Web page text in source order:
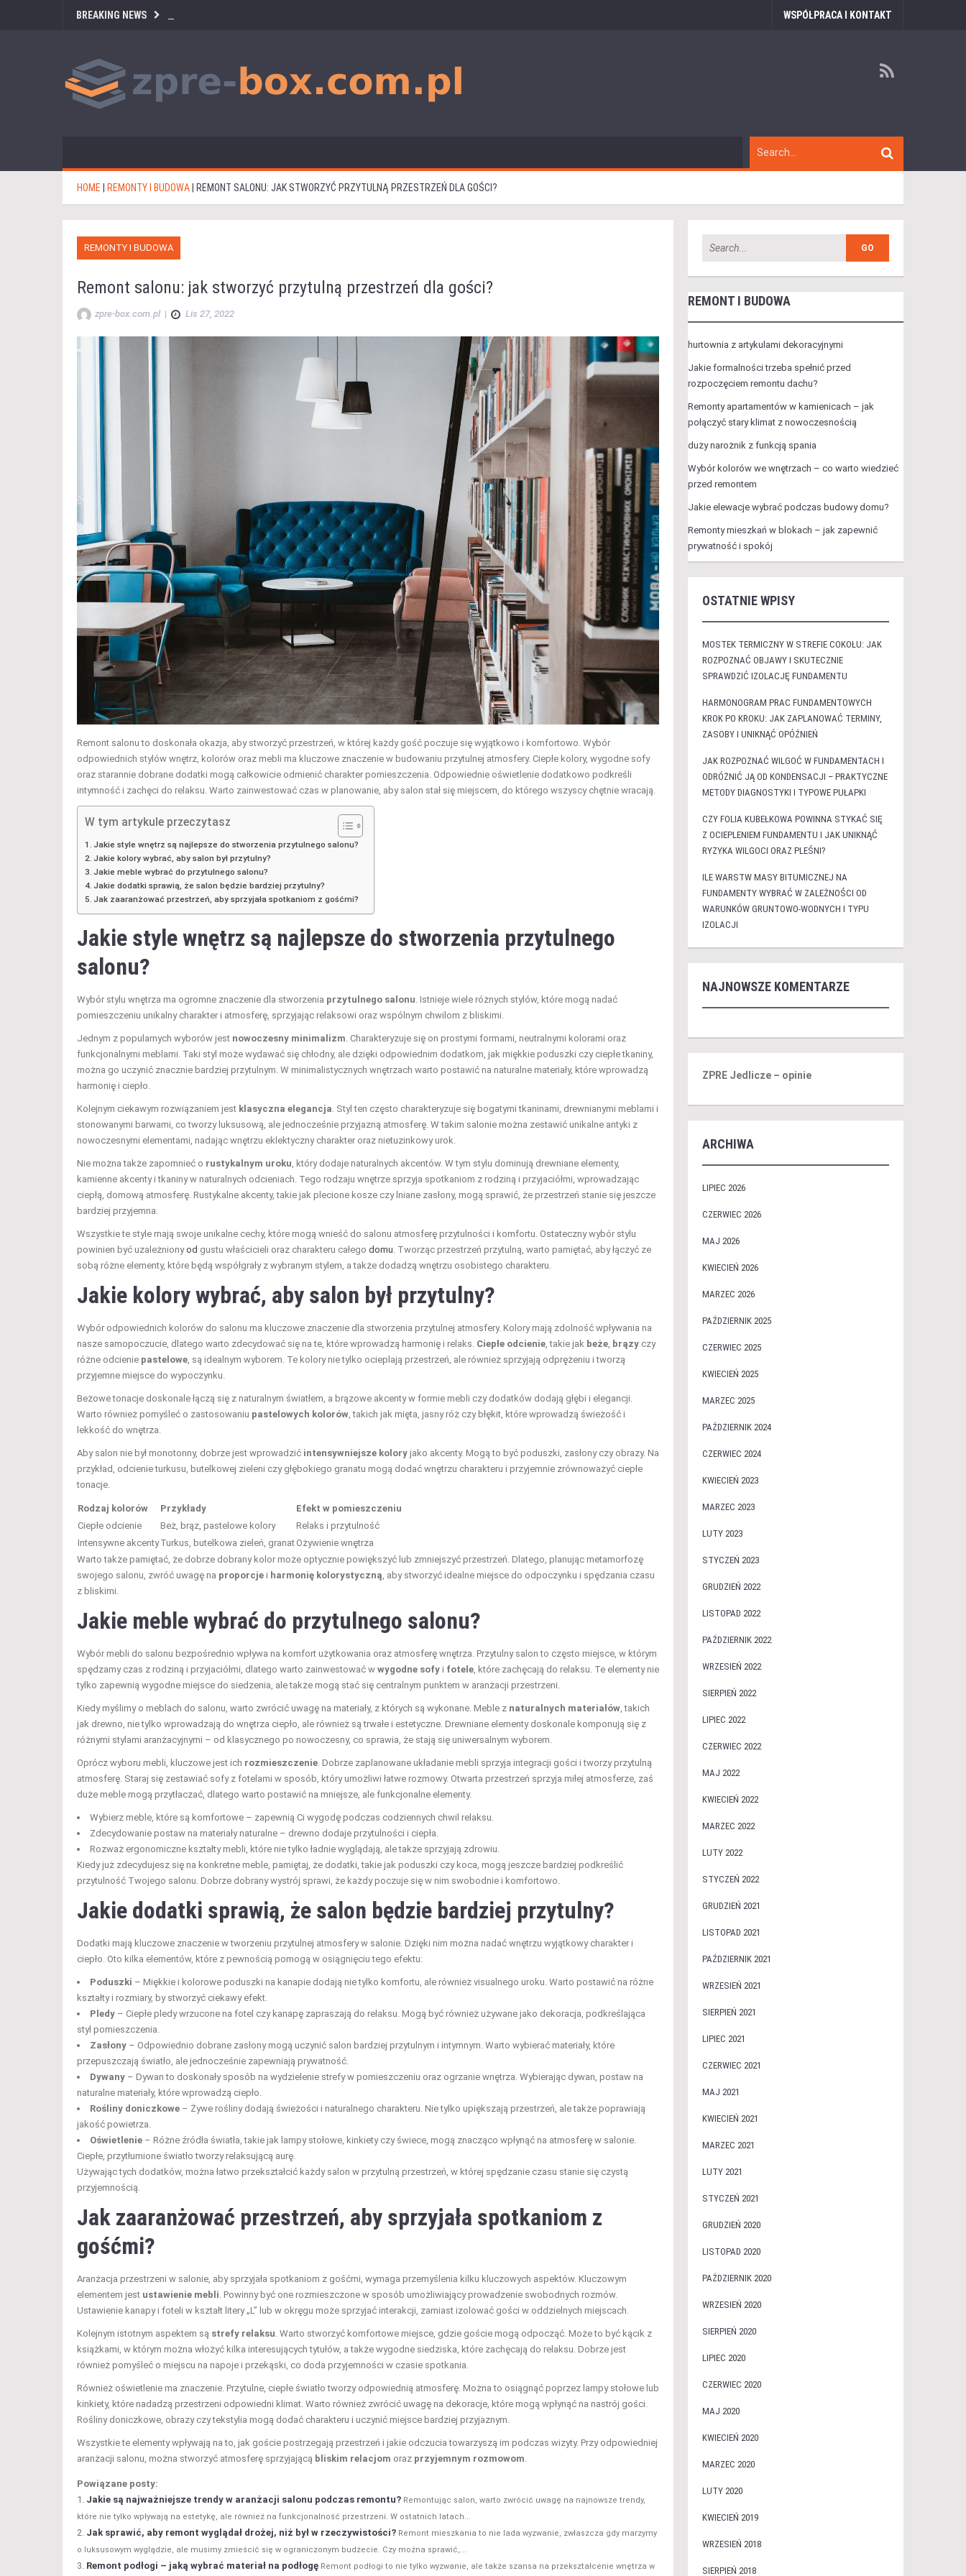
BREAKING NEWS WSPÓŁPRACA I KONTAKT
HOME REMONTY I BUDOWA REMONT SALONU: JAK STWORZYĆ PRZYTULNĄ PRZESTRZEŃ DLA GOŚCI?
REMONTY I BUDOWA
Remont salonu: jak stworzyć przytulną przestrzeń dla gości?
zpre-box.com.pl | Lis 27, 2022
Remont salonu to doskonała okazja, aby stworzyć przestrzeń, w której każdy gość poczuje się wyjątkowo i komfortowo. Wybór
odpowiednich stylów wnętrz, kolorów oraz mebli ma kluczowe znaczenie w budowaniu przytulnej atmosfery. Ciepłe kolory, wygodne sofy
oraz starannie dobrane dodatki mogą całkowicie odmienić charakter pomieszczenia. Odpowiednie oświetlenie dodatkowo podkreśli
intymność i zachęci do relaksu. Warto zainwestować czas w planowanie, aby salon stał się miejscem, do którego wszyscy chętnie wracają.
W tym artykule przeczytasz
Jakie style wnętrz są najlepsze do stworzenia przytulnego salonu?
Jakie kolory wybrać, aby salon był przytulny?
Jakie meble wybrać do przytulnego salonu?
Jakie dodatki sprawią, że salon będzie bardziej przytulny?
Jak zaaranżować przestrzeń, aby sprzyjała spotkaniom z gośćmi?
Jakie style wnętrz są najlepsze do stworzenia przytulnego
salonu?
Wybór stylu wnętrza ma ogromne znaczenie dla stworzenia przytulnego salonu . Istnieje wiele różnych stylów, które mogą nadać
pomieszczeniu unikalny charakter i atmosferę, sprzyjając relaksowi oraz wspólnym chwilom z bliskimi.
Jednym z popularnych wyborów jest nowoczesny minimalizm . Charakteryzuje się on prostymi formami, neutralnymi kolorami oraz
funkcjonalnymi meblami. Taki styl może wydawać się chłodny, ale dzięki odpowiednim dodatkom, jak miękkie poduszki czy ciepłe tkaniny,
można go uczynić znacznie bardziej przytulnym. W minimalistycznych wnętrzach warto postawić na naturalne materiały, które wprowadzą
harmonię i ciepło.
Kolejnym ciekawym rozwiązaniem jest klasyczna elegancja . Styl ten często charakteryzuje się bogatymi tkaninami, drewnianymi meblami i
stonowanymi barwami, co tworzy luksusową, ale jednocześnie przyjazną atmosferę. W takim salonie można zestawić unikalne antyki z
nowoczesnymi elementami, nadając wnętrzu eklektyczny charakter oraz nietuzinkowy urok.
Nie można także zapomnieć o rustykalnym uroku , który dodaje naturalnych akcentów. W tym stylu dominują drewniane elementy,
kamienne akcenty i tkaniny w naturalnych odcieniach. Tego rodzaju wnętrze sprzyja spotkaniom z rodziną i przyjaciółmi, wprowadzając
ciepłą, domową atmosferę. Rustykalne akcenty, takie jak plecione kosze czy lniane zasłony, mogą sprawić, że przestrzeń stanie się jeszcze
bardziej przyjemna.
Wszystkie te style mają swoje unikalne cechy, które mogą wnieść do salonu atmosferę przytulności i komfortu. Ostateczny wybór stylu
powinien być uzależnionyod gustu właścicieli oraz charakteru całego domu . Tworząc przestrzeń przytulną, warto pamiętać, aby łączyć ze
sobą różne elementy, które będą współgrały z wybranym stylem, a także dodadzą wnętrzu osobistego charakteru.
Jakie kolory wybrać, aby salon był przytulny?
Wybór odpowiednich kolorów do salonu ma kluczowe znaczenie dla stworzenia przytulnej atmosfery. Kolory mają zdolność wpływania na
nasze samopoczucie, dlatego warto zdecydować się na te, które wprowadzą harmonię i relaks. Ciepłe odcienie , takie jak beże brązy czy
różne odcienie pastelowe , są idealnym wyborem. Te kolory nie tylko ocieplają przestrzeń, ale również sprzyjają odprężeniu i tworzą
przyjemne miejsce do wypoczynku.
Beżowe tonacje doskonale łączą się z naturalnym światłem, a brązowe akcenty w formie mebli czy dodatków dodają głębi i elegancji.
Warto również pomyśleć o zastosowaniu pastelowych kolorów , takich jak mięta, jasny róż czy błękit, które wprowadzą świeżość i
lekkość do wnętrza.
Aby salon nie był monotonny, dobrze jest wprowadzić intensywniejsze kolory jako akcenty. Mogą to być poduszki, zasłony czy obrazy. Na
przykład, odcienie turkusu, butelkowej zieleni czy głębokiego granatu mogą dodać wnętrzu charakteru i przyjemnie zrównoważyć ciepłe
tonacje.
Rodzaj kolorów Przykłady
Efekt w pomieszczeniu
Ciepłe odcienie
Beż, brąz, pastelowe kolory
Relaks i przytulność
Intensywne akcenty Turkus, butelkowa zieleń, granat Ożywienie wnętrza
Warto także pamiętać, że dobrze dobrany kolor może optycznie powiększyć lub zmniejszyć przestrzeń. Dlatego, planując metamorfozę
swojego salonu, zwróć uwagę na proporcje i harmonię kolorystyczną , aby stworzyć idealne miejsce do odpoczynku i spędzania czasu
z bliskimi.
Jakie meblewybrać do przytulnego salonu?
Wybór mebli do salonu bezpośrednio wpływa na komfort użytkowania oraz atmosferę wnętrza. Przytulny salon to często miejsce, w którym
spędzamy czas z rodziną i przyjaciółmi, dlatego warto zainwestować w wygodne sofy i fotele , które zachęcają do relaksu. Te elementy nie
tylko zapewnią wygodne miejsce do siedzenia, ale także mogą stać się centralnym punktem w aranżacji przestrzeni.
Kiedy myślimy o meblach do salonu, warto zwrócić uwagę na materiały, z których są wykonane. Meble z naturalnych materiałów , takich
jak drewno, nie tylko wprowadzają do wnętrza ciepło, ale również są trwałe i estetyczne. Drewniane elementy doskonale komponują się z
różnymi stylami aranżacyjnymi – od klasycznego po nowoczesny, co sprawia, że stają się uniwersalnym wyborem.
Oprócz wyboru mebli, kluczowe jest ich rozmieszczenie . Dobrze zaplanowane układanie mebli sprzyja integracji gości i tworzy przytulną
atmosferę. Staraj się zestawiać sofy z fotelami w sposób, który umożliwi łatwe rozmowy. Otwarta przestrzeń sprzyja miłej atmosferze, zaś
duże meble mogą przytłaczać, dlatego warto postawić na mniejsze, ale funkcjonalne elementy.
Wybierz meble, które są komfortowe – zapewnią Ci wygodę podczas codziennych chwil relaksu.
Zdecydowanie postaw na materiały naturalne – drewno dodaje przytulności i ciepła.
Rozważ ergonomiczne kształty mebli, które nie tylko ładnie wyglądają, ale także sprzyjają zdrowiu.
Kiedy już zdecydujesz się na konkretne meble, pamiętaj, że dodatki, takie jak poduszki czy koca, mogą jeszcze bardziej podkreślić
przytulność Twojego salonu. Dobrze dobrany wystrój sprawi, że każdy poczuje się w nim swobodnie i komfortowo.
Jakie dodatki sprawią, że salon będzie bardziej przytulny?
Dodatki mają kluczowe znaczenie w tworzeniu przytulnej atmosfery w salonie. Dzięki nim można nadać wnętrzu wyjątkowy charakter i
ciepło. Oto kilka elementów, które z pewnością pomogą w osiągnięciu tego efektu:
Poduszki – Miękkie i kolorowe poduszki na kanapie dodają nie tylko komfortu, ale również visualnego uroku. Warto postawić na różne
kształty i rozmiary, by stworzyć ciekawy efekt.
Pledy – Ciepłe pledy wrzucone na fotel czy kanapę zapraszają do relaksu. Mogą być również używane jako dekoracja, podkreślająca
styl pomieszczenia.
Zasłony – Odpowiednio dobrane zasłony mogą uczynić salon bardziej przytulnym i intymnym. Warto wybierać materiały, które
przepuszczają światło, ale jednocześnie zapewniają prywatność.
Dywany – Dywan to doskonały sposób na wydzielenie strefy w pomieszczeniu oraz ogrzanie wnętrza. Wybierając dywan, postaw na
naturalne materiały, które wprowadzą ciepło.
Rośliny doniczkowe – Żywe rośliny dodają świeżości i naturalnego charakteru. Nie tylko upiększają przestrzeń, ale także poprawiają
jakość powietrza.
Oświetlenie – Różne źródła światła, takie jak lampy stołowe, kinkiety czy świece, mogą znacząco wpłynąć na atmosferę w salonie.
Ciepłe, przytłumione światło tworzy relaksującą aurę.
Używając tych dodatków, można łatwo przekształcić każdy salon w przytulną przestrzeń, w której spędzanie czasu stanie się czystą
przyjemnością.
Jak zaaranżować przestrzeń, aby sprzyjała spotkaniom z
gośćmi?
Aranżacja przestrzeni w salonie, aby sprzyjała spotkaniom z gośćmi, wymaga przemyślenia kilku kluczowych aspektów. Kluczowym
elementem jest ustawienie mebli . Powinny być one rozmieszczone w sposób umożliwiający prowadzenie swobodnych rozmów.
Ustawienie kanapy i foteli w kształt litery „L” lub w okręgu może sprzyjać interakcji, zamiast izolować gości w oddzielnych miejscach.
Kolejnym istotnym aspektem są strefy relaksu . Warto stworzyć komfortowe miejsce, gdzie goście mogą odpocząć. Może to być kącik z
książkami, w którym można włożyć kilka interesujących tytułów, a także wygodne siedziska, które zachęcają do relaksu. Dobrze jest
również pomyśleć o miejscu na napoje i przekąski, co doda przyjemności w czasie spotkania.
Również oświetlenie ma znaczenie. Przytulne, ciepłe światło tworzy odpowiednią atmosferę. Można to osiągnąć poprzez lampy stołowe lub
kinkiety, które nadadzą przestrzeni odpowiedni klimat. Warto również zwrócić uwagę na dekoracje, które mogą wpłynąć na nastrój gości.
Rośliny doniczkowe, obrazy czy tekstylia mogą dodać charakteru i uczynić miejsce bardziej przyjaznym.
Wszystkie te elementy wpływają na to, jak goście postrzegają przestrzeń i jakie odczucia towarzyszą im podczas wizyty. Przy odpowiedniej
aranżacji salonu, można stworzyć atmosferę sprzyjającą bliskim relacjom oraz przyjemnym rozmowom
Powiązane posty:
Jakie są najważniejsze trendy w aranżacji salonu podczas remontu? Remontując salon, warto zwrócić uwagę na najnowsze trendy,
które nie tylko wpływają na estetykę, ale również na funkcjonalność przestrzeni. W ostatnich latach...
Jak sprawić, aby remont wyglądał drożej, niż był w rzeczywistości? Remont mieszkania to nie lada wyzwanie, zwłaszcza gdy marzymy
o luksusowym wyglądzie, ale musimy zmieścić się w ograniczonym budżecie. Czy można sprawić,...
Remont podłogi – jaką wybrać materiał na podłogę Remont podłogi to nie tylko wyzwanie, ale także szansa na przekształcenie wnętrza w
REMONT I BUDOWA
hurtownia z artykulami dekoracyjnymi
Jakie formalności trzeba spełnić przed
rozpoczęciem remontu dachu?
Remonty apartamentów w kamienicach – jak
połączyć stary klimat z nowoczesnością
duży narożnik z funkcją spania
Wybór kolorów we wnętrzach – co warto wiedzieć
przed remontem
Jakie elewacje wybrać podczas budowy domu?
Remonty mieszkań w blokach – jak zapewnić
prywatność i spokój
OSTATNIE WPISY
MOSTEK TERMICZNY W STREFIE COKOŁU: JAK
ROZPOZNAĆ OBJAWY I SKUTECZNIE
SPRAWDZIĆ IZOLACJĘ FUNDAMENTU
HARMONOGRAM PRAC FUNDAMENTOWYCH
KROK PO KROKU: JAK ZAPLANOWAĆ TERMINY,
ZASOBY I UNIKNĄĆ OPÓŹNIEŃ
JAK ROZPOZNAĆ WILGOĆ W FUNDAMENTACH I
ODRÓŻNIĆ JĄ OD KONDENSACJI – PRAKTYCZNE
METODY DIAGNOSTYKI I TYPOWE PUŁAPKI
CZY FOLIA KUBEŁKOWA POWINNA STYKAĆ SIĘ
Z OCIEPLENIEM FUNDAMENTU I JAK UNIKNĄĆ
RYZYKA WILGOCI ORAZ PLEŚNI?
ILE WARSTW MASY BITUMICZNEJ NA
FUNDAMENTY WYBRAĆ W ZALEŻNOŚCI OD
WARUNKÓW GRUNTOWO-WODNYCH I TYPU
IZOLACJI
NAJNOWSZE KOMENTARZE
ZPRE Jedlicze – opinie
ARCHIWA
LIPIEC 2026
CZERWIEC 2026
MAJ 2026
KWIECIEŃ 2026
MARZEC 2026
PAŹDZIERNIK 2025
CZERWIEC 2025
KWIECIEŃ 2025
MARZEC 2025
PAŹDZIERNIK 2024
CZERWIEC 2024
KWIECIEŃ 2023
MARZEC 2023
LUTY 2023
STYCZEŃ 2023
GRUDZIEŃ 2022
LISTOPAD 2022
PAŹDZIERNIK 2022
WRZESIEŃ 2022
SIERPIEŃ 2022
LIPIEC 2022
CZERWIEC 2022
MAJ 2022
KWIECIEŃ 2022
MARZEC 2022
LUTY 2022
STYCZEŃ 2022
GRUDZIEŃ 2021
LISTOPAD 2021
PAŹDZIERNIK 2021
WRZESIEŃ 2021
SIERPIEŃ 2021
LIPIEC 2021
CZERWIEC 2021
MAJ 2021
KWIECIEŃ 2021
MARZEC 2021
LUTY 2021
STYCZEŃ 2021
GRUDZIEŃ 2020
LISTOPAD 2020
PAŹDZIERNIK 2020
WRZESIEŃ 2020
SIERPIEŃ 2020
LIPIEC 2020
CZERWIEC 2020
MAJ 2020
KWIECIEŃ 2020
MARZEC 2020
LUTY 2020
KWIECIEŃ 2019
WRZESIEŃ 2018
SIERPIEŃ 2018